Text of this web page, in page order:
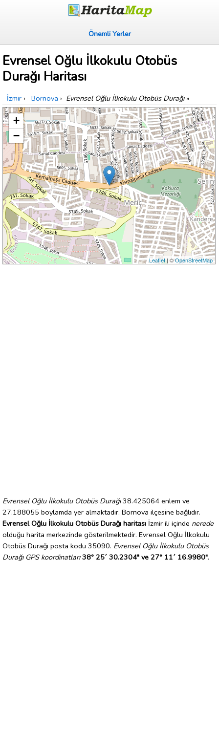
Önemli Yerler
Evrensel Oğlu İlkokulu Otobüs
Durağı Haritası
İzmir › Bornova › Evrensel Oğlu İlkokulu Otobüs Durağı»
+
−
Leaflet| ©OpenStreetMap
Evrensel Oğlu İlkokulu Otobüs Durağı38.425064 enlem ve
27.188055 boylamda yer almaktadır. Bornova ilçesine bağlıdır.
Evrensel Oğlu İlkokulu Otobüs Durağı haritası İzmir ili içinde nerede
olduğu harita merkezinde gösterilmektedir. Evrensel Oğlu İlkokulu
Otobüs Durağı posta kodu 35090. Evrensel Oğlu İlkokulu Otobüs
Durağı GPS koordinatları 38° 25´ 30.2304" ve 27° 11´ 16.9980".